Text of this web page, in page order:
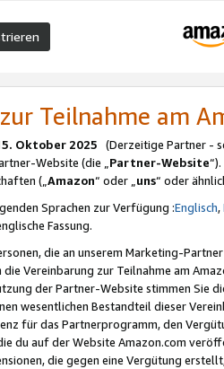
Teilnahme am
Oktober 2025 (Derzeitige Partner -
Website (die „Partner-Website
(„Amazon“ oder „uns“ oder
Sprachen zur Verfügung :Englisch,
Fassung.
die an unserem Marketing-
die Vereinbarung zur Teilnahme am
der Partner-Website stimmen Sie
wesentlichen Bestandteil dieser
für das Partnerprogramm, den
du auf der Website Amazon.com
die gegen eine Vergütung